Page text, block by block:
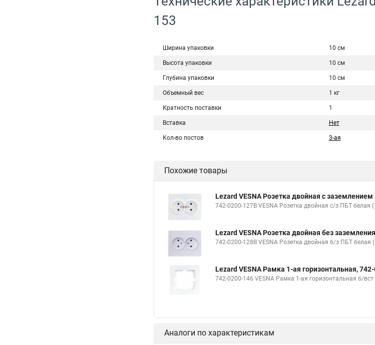
153
Ширина упаковки 10 см
Высота упаковки 10 см
Глубина упаковки 10 см
Объемный вес 1 кг
Кратность поставки 1
Вставка Нет
Кол-во постов 3-ая
Похожие товары
Lezard VESNA Розетка двойная с
742-0200-127В VESNA Розетка двойная с/з ПБТ
Lezard VESNA Розетка двойная без
742-0200-128В VESNA Розетка двойная б/з ПБТ
Lezard VESNA Рамка 1-ая горизонтальная,
742-0200-146 VESNA Рамка 1-ая горизонтальная б/
Аналоги по характеристикам